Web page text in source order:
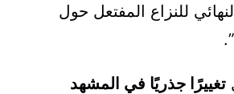
للنزاع المفتعل حول
تغييرًا جذريًا في المشهد